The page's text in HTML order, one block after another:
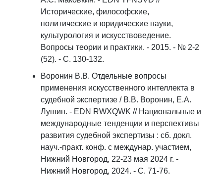
Исторические, философские,
политические и юридические науки,
культурология и искусствоведение.
Вопросы теории и практики. - 2015. - № 2-2
(52). - С. 130-132.
Воронин В.В. Отдельные вопросы
применения искусственного интеллекта в
судебной экспертизе / В.В. Воронин, Е.А.
Лушин. - EDN RWXQWK // Национальные и
международные тенденции и перспективы
развития судебной экспертизы : сб. докл.
науч.-практ. конф. с междунар. участием,
Нижний Новгород, 22-23 мая 2024 г. -
Нижний Новгород, 2024. - С. 71-76.